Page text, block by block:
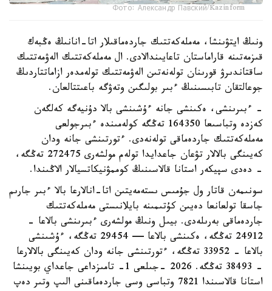
Фото: Александр Павский/Kazinform
ونىڭ ايتۋىنشا، مەملەكەتتىك جاردەماقىلار اتا-انانىڭ ەڭبەك
قىزمەتىنە قاراماستان تاعايىندالادى. ال مەملەكەتتىك الەۋمەتتىك
ساقتاندىرۋ قورىنان تولەنەتىن الەۋمەتتىك تولەمدەر ازاماتتاردىڭ
جوعالتقان تابىسىنىڭ ءبىر بولىگىن وتەۋگە باعىتتالعان.
- ءبىرىنشى، ەكىنشى جانە ءۇشىنشى بالا دۇنيەگە كەلگەن
كەزدە وتباسىعا 164350 تەڭگە كولەمىندە ءبىرجولعى
مەملەكەتتىك جاردەماقى تولەنەدى. ءتورتىنشى جانە ودان
كەيىنگى بالالار تۋعان جاعدايدا تولەم مولشەرى 272475 تەڭگە،
- دەدى سپيكەر استانا قالاسىنىڭ كوممۋنيكاتسيالار الاڭىندا.
سونىمەن قاتار ول جۇمىس ىستەمەيتىن اتا-انالارعا بالا ءبىر جارىم
جاسقا تولعانعا دەيىن كۇتىمىنە بايلانىستى مەملەكەتتىك
جاردەماقى بەرىلەدى. بيىل ونىڭ مولشەرى ءبىرىنشى بالاعا -
24912 تەڭگە، ەكىنشى بالاعا — 29454 تەڭگە، ءۇشىنشى
بالاعا - 33952 تەڭگە، ءتورتىنشى جانە ودان كەيىنگى بالالارعا
- 38493 تەڭگە. 2026 -جىلعى 1- تامىزداعى جاعداي بويىنشا
استانا قالاسىندا 7821 وتباسى وسى جاردەماقىنى الىپ وتىر دەپ